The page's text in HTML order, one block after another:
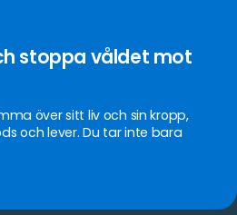
stoppa våldet mot
över sitt liv och sin kropp,
och lever. Du tar inte bara